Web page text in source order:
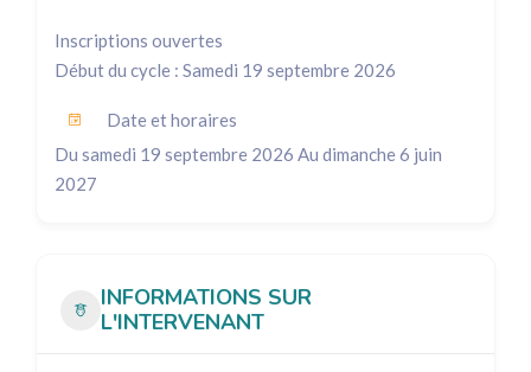
Inscriptions ouvertes
Début du cycle : Samedi 19 septembre 2026
Date et horaires
Du samedi 19 septembre 2026 Au dimanche 6 juin
2027
INFORMATIONS SUR
L'INTERVENANT